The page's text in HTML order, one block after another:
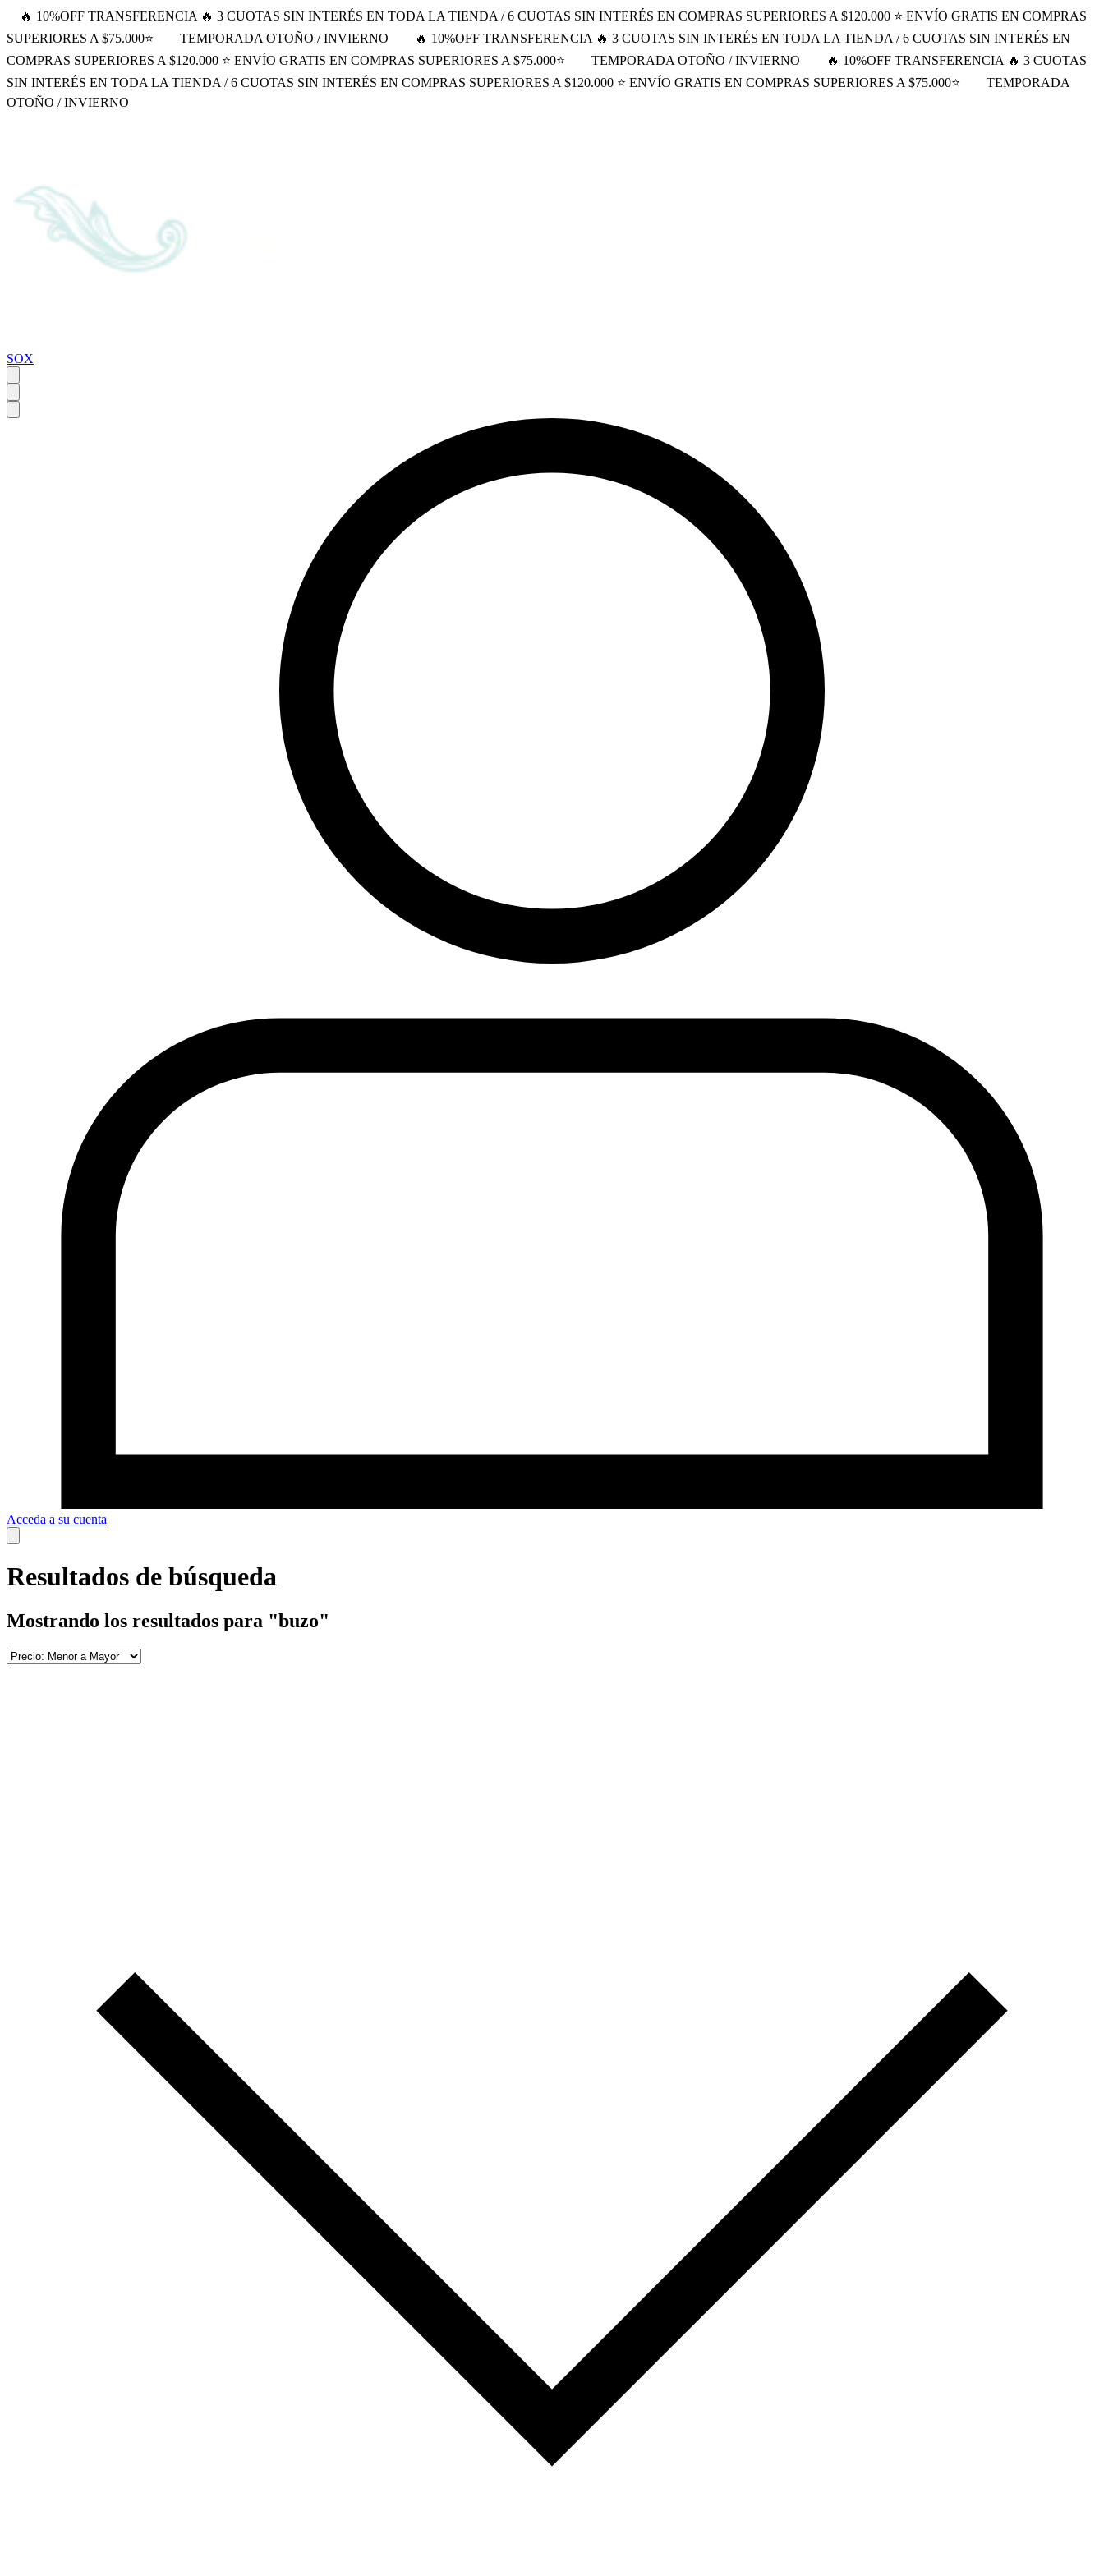
🔥 10%OFF TRANSFERENCIA 🔥 3 CUOTAS SIN INTERÉS EN TODA LA TIENDA / 6 CUOTAS SIN INTERÉS EN COMPRAS SUPERIORES A $120.000 ⭐ ENVÍO GRATIS EN COMPRAS
SUPERIORES A $75.000⭐
TEMPORADA OTOÑO / INVIERNO
🔥 10%OFF TRANSFERENCIA 🔥 3 CUOTAS SIN INTERÉS EN TODA LA TIENDA / 6 CUOTAS SIN INTERÉS EN
COMPRAS SUPERIORES A $120.000 ⭐ ENVÍO GRATIS EN COMPRAS SUPERIORES A $75.000⭐
TEMPORADA OTOÑO / INVIERNO
🔥 10%OFF TRANSFERENCIA 🔥 3 CUOTAS
SIN INTERÉS EN TODA LA TIENDA / 6 CUOTAS SIN INTERÉS EN COMPRAS SUPERIORES A $120.000 ⭐ ENVÍO GRATIS EN COMPRAS SUPERIORES A $75.000⭐
TEMPORADA
OTOÑO / INVIERNO
SOX
Acceda a su cuenta
Resultados de búsqueda
Mostrando los resultados para "buzo"